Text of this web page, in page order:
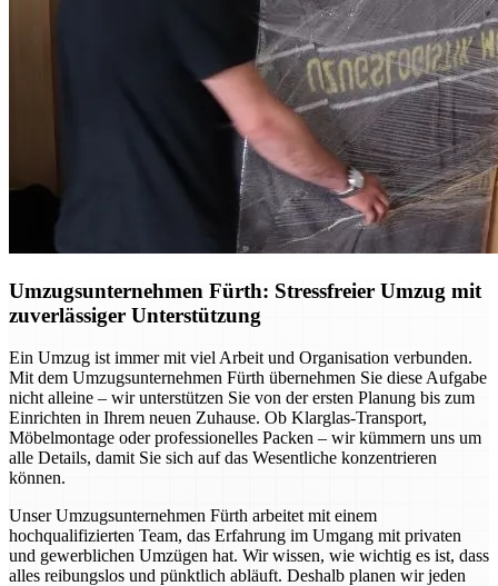
Umzugsunternehmen Fürth: Stressfreier Umzug mit
zuverlässiger Unterstützung
Ein Umzug ist immer mit viel Arbeit und Organisation verbunden.
Mit dem Umzugsunternehmen Fürth übernehmen Sie diese Aufgabe
nicht alleine – wir unterstützen Sie von der ersten Planung bis zum
Einrichten in Ihrem neuen Zuhause. Ob Klarglas-Transport,
Möbelmontage oder professionelles Packen – wir kümmern uns um
alle Details, damit Sie sich auf das Wesentliche konzentrieren
können.
Unser Umzugsunternehmen Fürth arbeitet mit einem
hochqualifizierten Team, das Erfahrung im Umgang mit privaten
und gewerblichen Umzügen hat. Wir wissen, wie wichtig es ist, dass
alles reibungslos und pünktlich abläuft. Deshalb planen wir jeden